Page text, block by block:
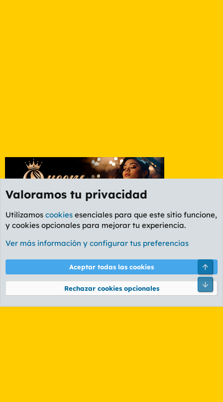
Etiquetas
Cookies
PL OLDSTYLE AMARILLO
Términos y reglas Política de privacidad Ayuda
Community platform by XenForo® © 2010-2026 XenForo Ltd.
Valoramos tu privacidad
Utilizamos cookies esenciales para que este sitio funcione,
y cookies opcionales para mejorar tu experiencia.
Ver más información y configurar tus preferencias
Aceptar todas las cookies
Rechazar cookies opcionales
Pie